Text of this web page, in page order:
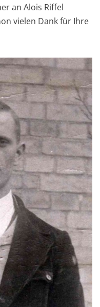
an Alois Riffel
vielen Dank für Ihre